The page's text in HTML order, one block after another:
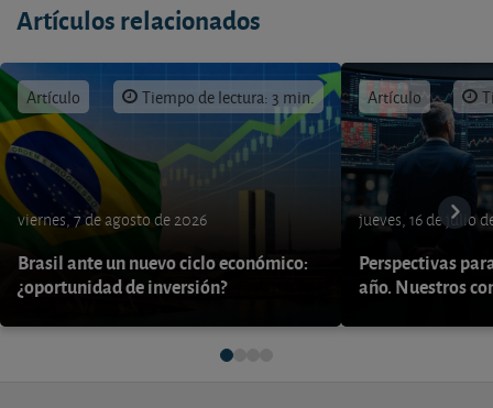
Artículos relacionados
Artículo Tiempo de lectura: 3 min.
viernes, 7 de agosto de 2026
Brasil ante un nuevo ciclo económico:
¿oportunidad de inversión?
Artículo
jueves, 16 de julio
Perspectivas
año. Nuestros